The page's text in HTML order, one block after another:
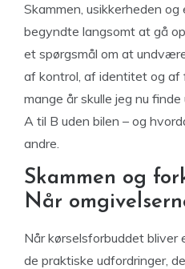
Skammen, usikkerheden og
begyndte langsomt at gå
et spørgsmål om at
af kontrol, af identitet og af
mange år skulle jeg nu
A til B uden bilen – og
andre.
Skammen og
Når
Når kørselsforbuddet bliver
de praktiske udfordringer,